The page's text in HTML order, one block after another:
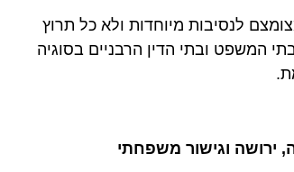
לנסיבות מיוחדות ולא כל תרוץ
המשפט ובתי הדין הרבניים בסוגיה
ירושה וגישור משפחתי